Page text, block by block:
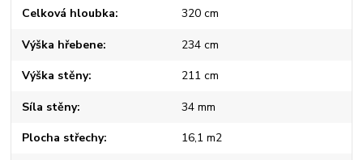
Celková hloubka 320 cm
Výška hřebene 234 cm
Výška stěny 211 cm
Síla stěny 34 mm
Plocha střechy 16,1 m2